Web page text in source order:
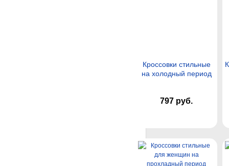
Кроссовки стильные
на холодный период
797 руб.